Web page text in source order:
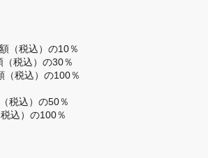
（税込）の10％
税込）の30％
（税込）の100％
税込）の50％
込）の100％